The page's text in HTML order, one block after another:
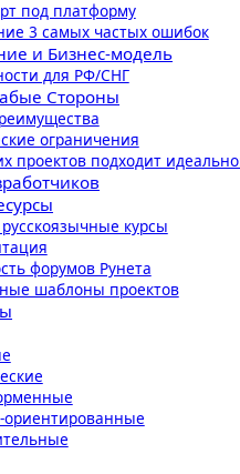
под платформу
3 самых частых ошибок
и Бизнес-модель
для РФ/СНГ
Стороны
ограничения
проектов подходит
курсы
форумов Рунета
шаблоны проектов
ориентированные